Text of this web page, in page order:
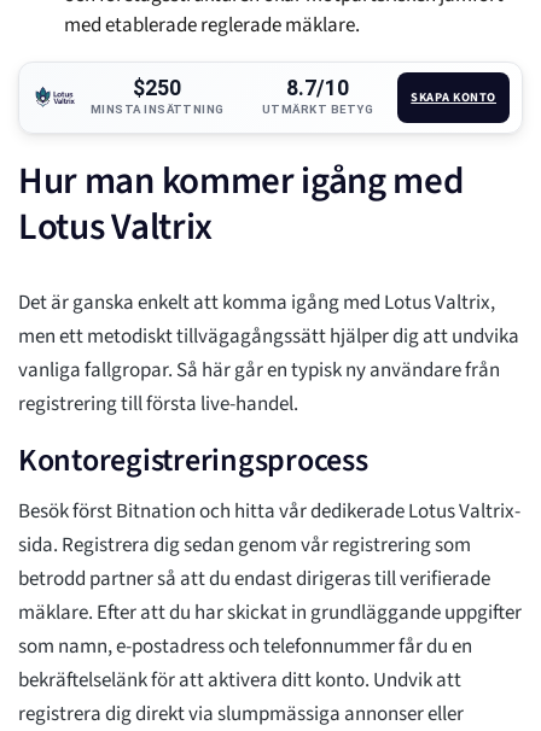
med etablerade reglerade mäklare.
$250
MINSTA INSÄTTNING
8.7/10
UTMÄRKT BETYG
SKAPA KONTO
Hur man kommer igång med
Lotus Valtrix
Det är ganska enkelt att komma igång med Lotus Valtrix,
men ett metodiskt tillvägagångssätt hjälper dig att undvika
vanliga fallgropar. Så här går en typisk ny användare från
registrering till första live-handel.
Kontoregistreringsprocess
Besök först Bitnation och hitta vår dedikerade Lotus Valtrix-
sida. Registrera dig sedan genom vår registrering som
betrodd partner så att du endast dirigeras till verifierade
mäklare. Efter att du har skickat in grundläggande uppgifter
som namn, e-postadress och telefonnummer får du en
bekräftelselänk för att aktivera ditt konto. Undvik att
registrera dig direkt via slumpmässiga annonser eller